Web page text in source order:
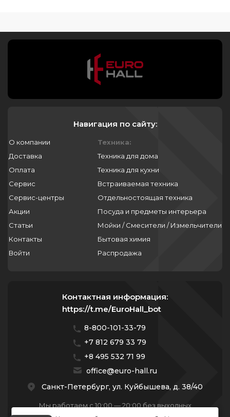
Навигация по сайту:
О компании
Доставка
Оплата
Сервис
Сервис-центры
Акции
Статьи
Контакты
Войти
Техника:
Техника для дома
Техника для кухни
Встраиваемая техника
Отдельностоящая техника
Посуда и предметы интерьера
Мойки / Смесители / Измельчители
Бытовая химия
Распродажа
Контактная информация:
https://t.me/EuroHall_bot
8-800-101-33-79
+7 812 679 33 79
+8 495 532 71 99
office@euro-hall.ru
Санкт-Петербург, ул. Куйбышева, д. 38/40
Мы работаем с 10:00 — 20:00 без выходных